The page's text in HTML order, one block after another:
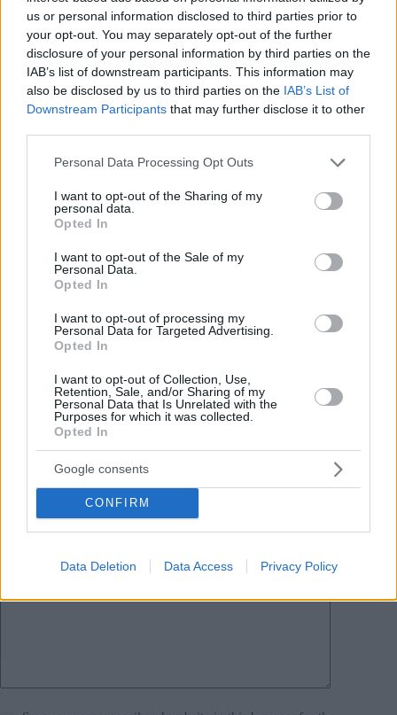
us or personal information disclosed to third parties prior to
your opt-out. You may separately opt-out of the further
disclosure of your personal information by third parties on the
IAB’s list of downstream participants. This information may
also be disclosed by us to third parties on the IAB’s List of
Downstream Participants that may further disclose it to other
Please note that this website/app uses one or more Google
not limited to your visit or usage behaviour. You may click to
grant or deny consent to Google and its third-party tags to
use your data for below specified purposes in below Google
consent section.
Personal Data Processing Opt Outs
I want to opt-out of the Sharing of my
personal data.
Opted In
I want to opt-out of the Sale of my
Personal Data.
Opted In
I want to opt-out of processing my
Personal Data for Targeted Advertising.
Opted In
I want to opt-out of Collection, Use,
Retention, Sale, and/or Sharing of my
Personal Data that Is Unrelated with the
Purposes for which it was collected.
Opted In
Google consents
CONFIRM
Data Deletion Data Access Privacy Policy
Hanno sottolineato che il gelato alla torta è una delle tendenze
principali di quest’anno. Sempre più spesso, i saloni
trasformano le torte classiche in dolci ghiacciati. Secondo gli
organizzatori, questo cattura il desiderio di novità dei clienti
accanto ai sapori familiari, hanno scritto.
L’elenco dei locali partecipanti è in continuo aggiornamento e
le pasticcerie devono registrarsi entro il 2 maggio. L’elenco
ulteriori dettagli.
Se vi siete persi:
migliore al mondo in una nuova classifica
I migliori gelati ungheresi del 2025
concorso Gelato dell’Anno
Leave a Reply
Your email address will not be published. Required fields are marked
Email*
Add Comment*